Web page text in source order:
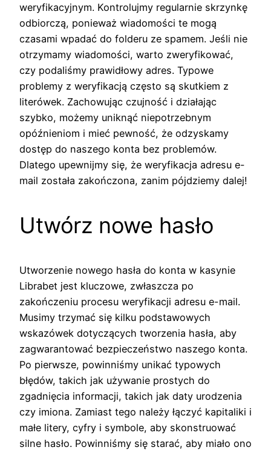
weryfikacyjnym. Kontrolujmy regularnie skrzynkę
odbiorczą, ponieważ wiadomości te mogą
czasami wpadać do folderu ze spamem. Jeśli nie
otrzymamy wiadomości, warto zweryfikować,
czy podaliśmy prawidłowy adres. Typowe
problemy z weryfikacją często są skutkiem z
literówek. Zachowując czujność i działając
szybko, możemy uniknąć niepotrzebnym
opóźnieniom i mieć pewność, że odzyskamy
dostęp do naszego konta bez problemów.
Dlatego upewnijmy się, że weryfikacja adresu e-
mail została zakończona, zanim pójdziemy dalej!
Utwórz nowe hasło
Utworzenie nowego hasła do konta w kasynie
Librabet jest kluczowe, zwłaszcza po
zakończeniu procesu weryfikacji adresu e-mail.
Musimy trzymać się kilku podstawowych
wskazówek dotyczących tworzenia hasła, aby
zagwarantować bezpieczeństwo naszego konta.
Po pierwsze, powinniśmy unikać typowych
błędów, takich jak używanie prostych do
zgadnięcia informacji, takich jak daty urodzenia
czy imiona. Zamiast tego należy łączyć kapitaliki i
małe litery, cyfry i symbole, aby skonstruować
silne hasło. Powinniśmy się starać, aby miało ono